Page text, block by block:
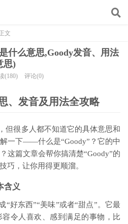
文
什么意思,Goody发音、用法
思)
(180) 评论(0)
、发音及用法全攻略
但很多人都不知道它的具体意思和
一下——什么是“Goody”？它的中
这篇文章会帮你搞清楚“Goody”的
巧，让你用得更顺溜。
含义
“好东西”“美味”或者“甜点”。它最
令人喜欢、感到满足的事物，比